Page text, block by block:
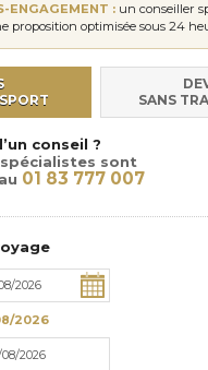
ENGAGEMENT : un conseiller
proposition optimisée sous 24
SANS
conseil ?
sont
01 83 777 007
2026